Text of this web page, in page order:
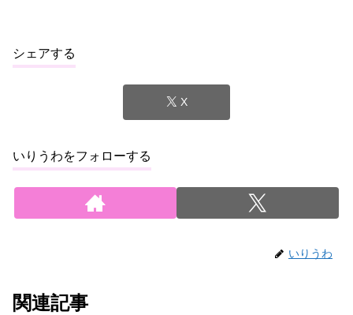
シェアする
X
いりうわをフォローする
いりうわ
関連記事